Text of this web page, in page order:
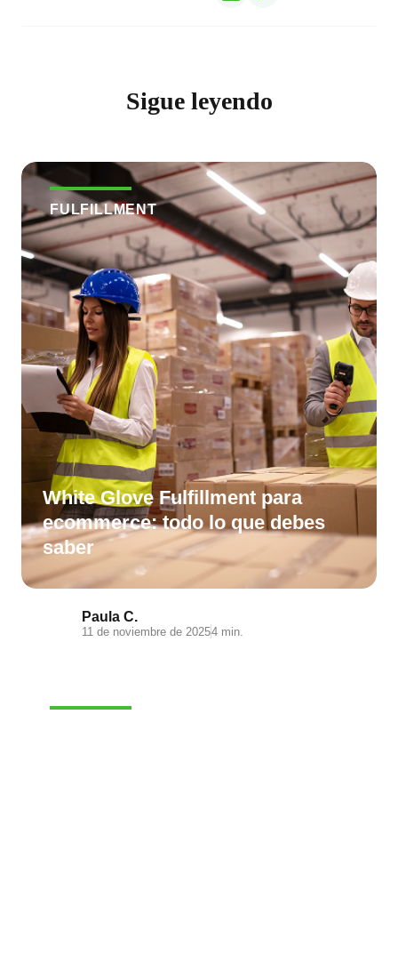
Sigue leyendo
FULFILLMENT
White Glove Fulfillment para
ecommerce: todo lo que debes
saber
Paula C.
11 de noviembre de 20254 min.